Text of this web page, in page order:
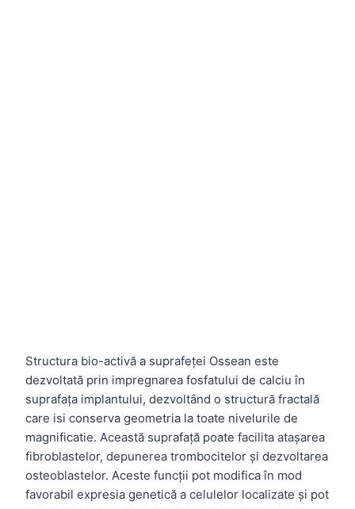
Structura bio-activă a suprafeței Ossean este
dezvoltată prin impregnarea fosfatului de calciu în
suprafața implantului, dezvoltând o structură fractală
care isi conserva geometria la toate nivelurile de
magnificatie. Această suprafață poate facilita atașarea
fibroblastelor, depunerea trombocitelor și dezvoltarea
osteoblastelor. Aceste funcții pot modifica în mod
favorabil expresia genetică a celulelor localizate și pot